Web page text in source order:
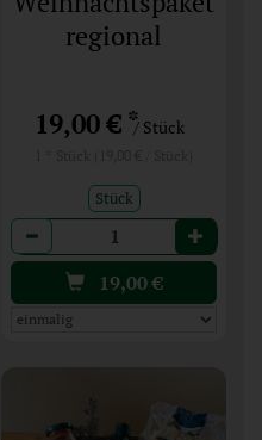
regional
19,00 €*/ Stück
Stück
Anzahl
19,00€